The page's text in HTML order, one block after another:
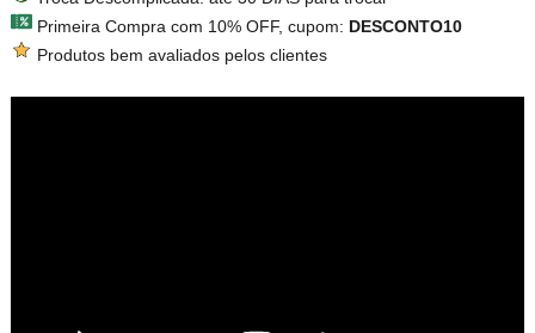
Primeira Compra com 10% OFF, cupom: DESCONTO10
Produtos bem avaliados pelos clientes